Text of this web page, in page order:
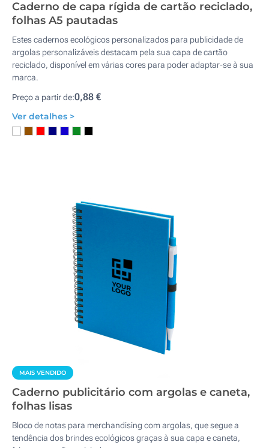
Caderno de capa rígida de cartão reciclado,
folhas A5 pautadas
Estes cadernos ecológicos personalizados para publicidade de
argolas personalizáveis destacam pela sua capa de cartão
reciclado, disponível em várias cores para poder adaptar-se à sua
marca.
Preço a partir de:0,88 €
Ver detalhes >
MAIS VENDIDO
Caderno publicitário com argolas e caneta,
folhas lisas
Bloco de notas para merchandising com argolas, que segue a
tendência dos brindes ecológicos graças à sua capa e caneta,